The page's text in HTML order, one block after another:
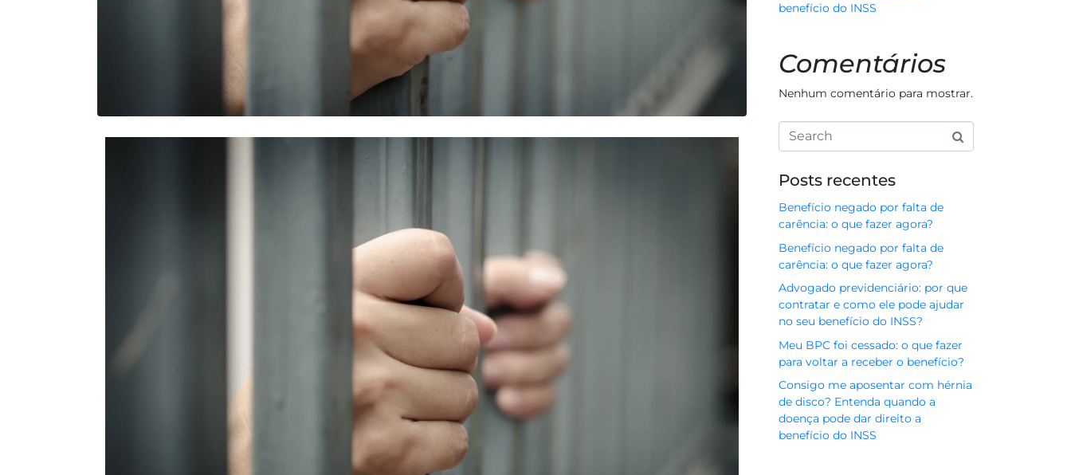
benefício do INSS
Comentários
Nenhum comentário para mostrar.
Posts recentes
Benefício negado por falta de
carência: o que fazer agora?
Benefício negado por falta de
carência: o que fazer agora?
Advogado previdenciário: por que
contratar e como ele pode ajudar
no seu benefício do INSS?
Meu BPC foi cessado: o que fazer
para voltar a receber o benefício?
Consigo me aposentar com hérnia
de disco? Entenda quando a
doença pode dar direito a
benefício do INSS